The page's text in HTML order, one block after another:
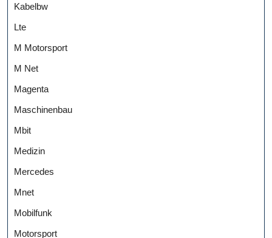
Kabelbw
Lte
M Motorsport
M Net
Magenta
Maschinenbau
Mbit
Medizin
Mercedes
Mnet
Mobilfunk
Motorsport